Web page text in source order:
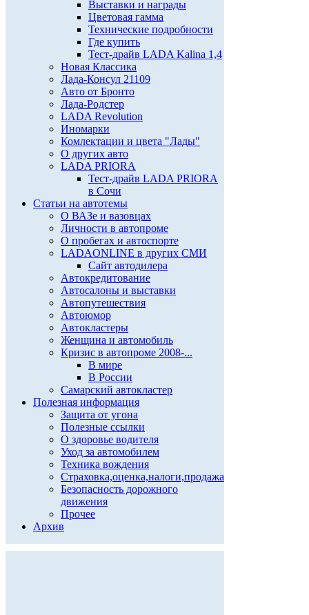
Выставки и награды
Цветовая гамма
Технические подробности
Где купить
Тест-драйв LADA Kalina 1,4
Новая Классика
Лада-Консул 21109
Авто от Бронто
Лада-Родстер
LADA Revolution
Иномарки
Комлектации и цвета "Лады"
О других авто
LADA PRIORA
Тест-драйв LADA PRIORA
в Сочи
Статьи на автотемы
О ВАЗе и вазовцах
Личности в автопроме
О пробегах и автоспорте
LADAONLINE в других СМИ
Сайт автодилера
Автокредитование
Автосалоны и выставки
Автопутешествия
Автоюмор
Автокластеры
Женщина и автомобиль
Кризис в автопроме 2008-...
В мире
В России
Самарский автокластер
Полезная информация
Защита от угона
Полезные ссылки
О здоровье водителя
Уход за автомобилем
Техника вождения
Страховка,оценка,налоги,продажа
Безопасность дорожного
движения
Прочее
Архив